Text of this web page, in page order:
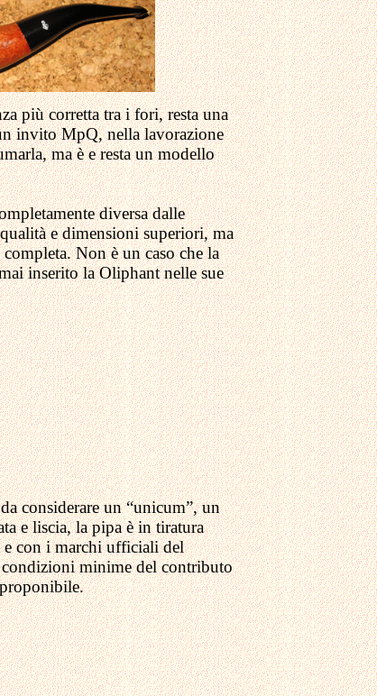
più corretta tra i fori, resta una
invito MpQ, nella lavorazione
ma è e resta un modello
diversa dalle
e dimensioni superiori, ma
Non è un caso che la
inserito la Oliphant nelle sue
considerare un “unicum”, un
e liscia, la pipa è in tiratura
e con i marchi ufficiali del
condizioni minime del contributo